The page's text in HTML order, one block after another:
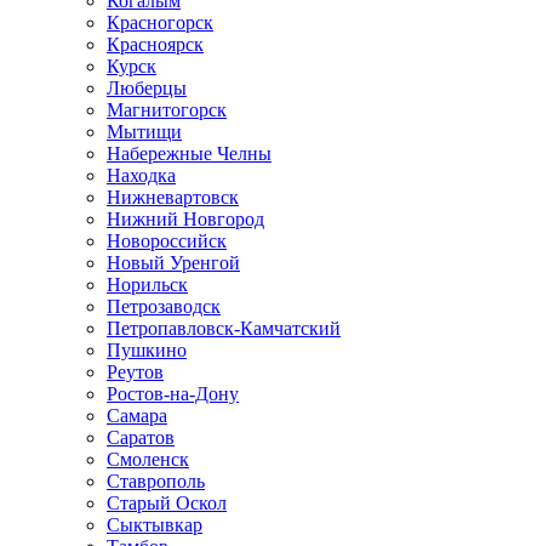
Красногорск
Красноярск
Курск
Люберцы
Магнитогорск
Мытищи
Набережные Челны
Находка
Нижневартовск
Нижний Новгород
Новороссийск
Новый Уренгой
Норильск
Петрозаводск
Петропавловск-Камчатский
Пушкино
Реутов
Ростов-на-Дону
Самара
Саратов
Смоленск
Ставрополь
Старый Оскол
Сыктывкар